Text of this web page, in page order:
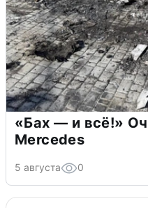
«Бах — и всё!»
Mercedes
5 августа 0